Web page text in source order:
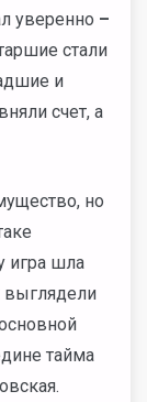
уверенно –
стали
и
счет, а
но
игра шла
выглядели
тайма